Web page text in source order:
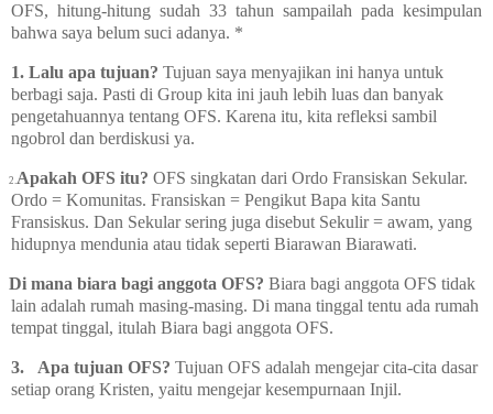
OFS, hitung-hitung sudah 33 tahun sampailah pada kesimpulan
bahwa saya belum suci adanya. *
1. Lalu apa tujuan? Tujuan saya menyajikan ini hanya untuk
berbagi saja. Pasti di Group kita ini jauh lebih luas dan banyak
pengetahuannya tentang OFS. Karena itu, kita refleksi sambil
ngobrol dan berdiskusi ya.
Apakah OFS itu? OFS singkatan dari Ordo Fransiskan Sekular.
Ordo = Komunitas. Fransiskan = Pengikut Bapa kita Santu
Fransiskus. Dan Sekular sering juga disebut Sekulir = awam, yang
hidupnya mendunia atau tidak seperti Biarawan Biarawati.
Di mana biara bagi anggota OFS? Biara bagi anggota OFS tidak
lain adalah rumah masing-masing. Di mana tinggal tentu ada rumah
tempat tinggal, itulah Biara bagi anggota OFS.
3. Apa tujuan OFS? Tujuan OFS adalah mengejar cita-cita dasar
setiap orang Kristen, yaitu mengejar kesempurnaan Injil.